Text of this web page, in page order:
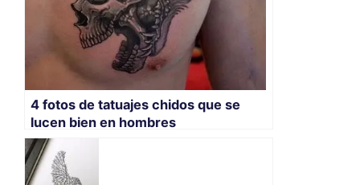
4 fotos de tatuajes chidos que se
lucen bien en hombres